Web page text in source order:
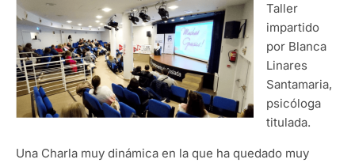
Taller
impartido
por Blanca
Linares
Santamaria,
psicóloga
titulada.
Una Charla muy dinámica en la que ha quedado muy